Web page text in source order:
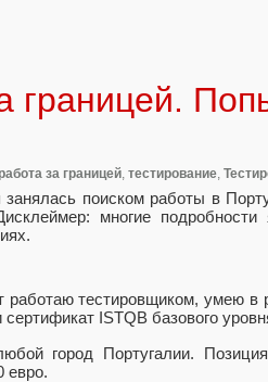
границей.
за границей, тестирование,
поиском работы в
многие подробности
работаю тестировщиком, умею в
ISTQB базового
город Португалии.
евро.